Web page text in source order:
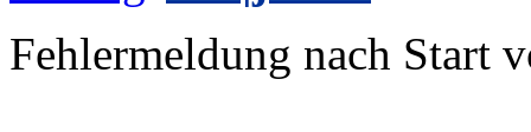
Fehlermeldung nach Start